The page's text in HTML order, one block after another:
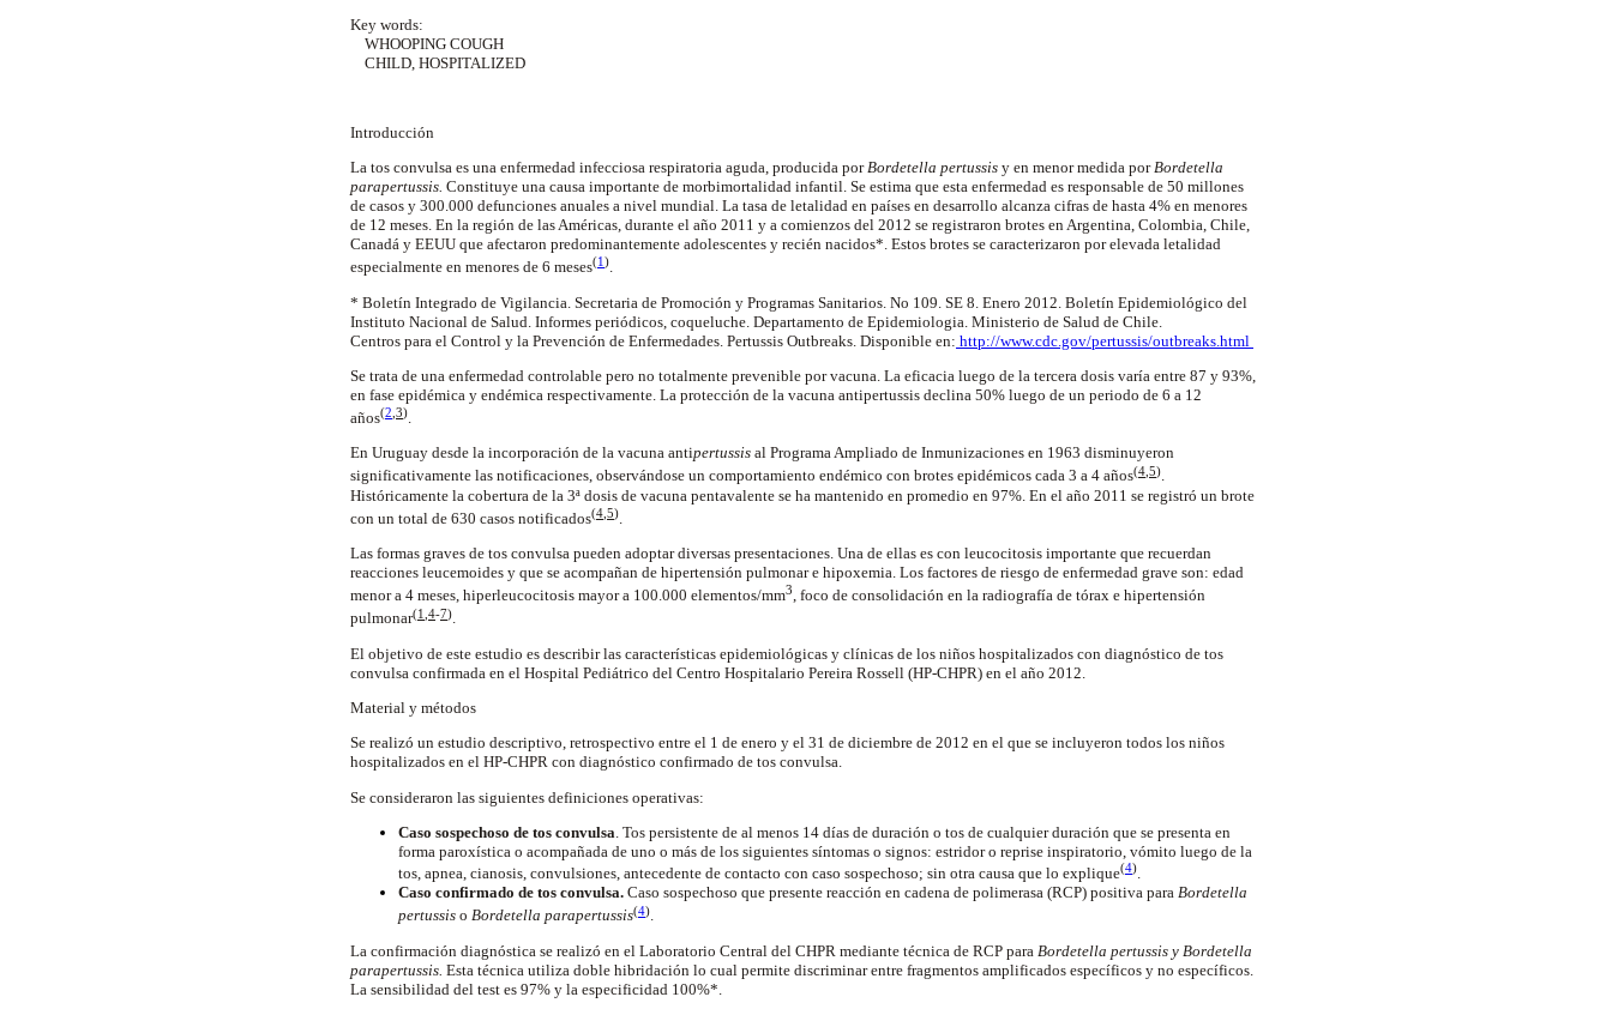
Key words:
WHOOPING COUGH
CHILD, HOSPITALIZED
Introducción
La tos convulsa es una enfermedad infecciosa respiratoria aguda, producida porBordetella pertussis y en menor medida porBordetella
parapertussis. Constituye una causa importante de morbimortalidad infantil. Se estima que esta enfermedad es responsable de 50 millones
de casos y 300.000 defunciones anuales a nivel mundial. La tasa de letalidad en países en desarrollo alcanza cifras de hasta 4% en menores
de 12 meses. En la región de las Américas, durante el año 2011 y a comienzos del 2012 se registraron brotes en Argentina, Colombia, Chile,
Canadá y EEUU que afectaron predominantemente adolescentes y recién nacidos*. Estos brotes se caracterizaron por elevada letalidad
especialmente en menores de 6 meses(1).
* Boletín Integrado de Vigilancia. Secretaria de Promoción y Programas Sanitarios. No 109. SE 8. Enero 2012. Boletín Epidemiológico del
Instituto Nacional de Salud. Informes periódicos, coqueluche. Departamento de Epidemiologia. Ministerio de Salud de Chile.
Centros para el Control y la Prevención de Enfermedades. Pertussis Outbreaks. Disponible en: http://www.cdc.gov/pertussis/outbreaks.html
Se trata de una enfermedad controlable pero no totalmente prevenible por vacuna. La eficacia luego de la tercera dosis varía entre 87 y 93%,
en fase epidémica y endémica respectivamente. La protección de la vacuna antipertussis declina 50% luego de un periodo de 6 a 12
años(2 3).
En Uruguay desde la incorporación de la vacuna antipertussis al Programa Ampliado de Inmunizaciones en 1963 disminuyeron
significativamente las notificaciones, observándose un comportamiento endémico con brotes epidémicos cada 3 a 4 años(4 5).
Históricamente la cobertura de la 3ª dosis de vacuna pentavalente se ha mantenido en promedio en 97%. En el año 2011 se registró un brote
con un total de 630 casos notificados(4 5)
Las formas graves de tos convulsa pueden adoptar diversas presentaciones. Una de ellas es con leucocitosis importante que recuerdan
reacciones leucemoides y que se acompañan de hipertensión pulmonar e hipoxemia. Los factores de riesgo de enfermedad grave son: edad
menor a 4 meses, hiperleucocitosis mayor a 100.000 elementos/mm3, foco de consolidación en la radiografía de tórax e hipertensión
pulmonar(1 4-7).
El objetivo de este estudio es describir las características epidemiológicas y clínicas de los niños hospitalizados con diagnóstico de tos
convulsa confirmada en el Hospital Pediátrico del Centro Hospitalario Pereira Rossell (HP-CHPR) en el año 2012.
Material y métodos
Se realizó un estudio descriptivo, retrospectivo entre el 1 de enero y el 31 de diciembre de 2012 en el que se incluyeron todos los niños
hospitalizados en el HP-CHPR con diagnóstico confirmado de tos convulsa.
Se consideraron las siguientes definiciones operativas:
Caso sospechoso de tos convulsa. Tos persistente de al menos 14 días de duración o tos de cualquier duración que se presenta en
forma paroxística o acompañada de uno o más de los siguientes síntomas o signos: estridor o reprise inspiratorio, vómito luego de la
tos, apnea, cianosis, convulsiones, antecedente de contacto con caso sospechoso; sin otra causa que lo explique(4).
Caso confirmado de tos convulsa. Caso sospechoso que presente reacción en cadena de polimerasa (RCP) positiva para Bordetella
pertussis o Bordetella parapertussis(4).
La confirmación diagnóstica se realizó en el Laboratorio Central del CHPR mediante técnica de RCP para Bordetella pertussis y Bordetella
parapertussis. Esta técnica utiliza doble hibridación lo cual permite discriminar entre fragmentos amplificados específicos y no específicos.
La sensibilidad del test es 97% y la especificidad 100%*.